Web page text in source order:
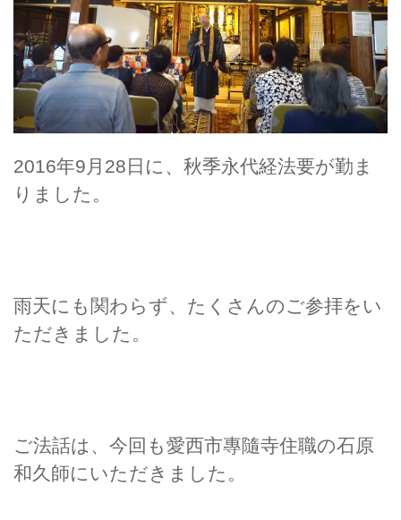
2016年9月28日に、秋季永代経法要が勤ま
りました。
雨天にも関わらず、たくさんのご参拝をい
ただきました。
ご法話は、今回も愛西市專隨寺住職の石原
和久師にいただきました。